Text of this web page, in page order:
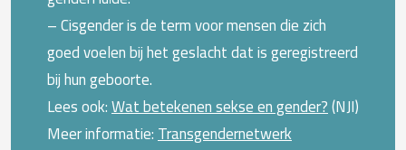
– Cisgender is de term voor mensen die zich
goed voelen bij het geslacht dat is geregistreerd
bij hun geboorte.
Lees ook:Wat betekenen sekse en gender?(NJI)
Meer informatie:Transgendernetwerk